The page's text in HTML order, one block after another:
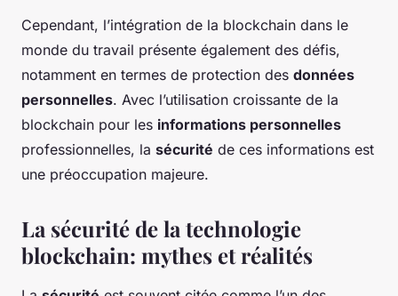
Cependant, l’intégration de la blockchain dans le
monde du travail présente également des défis,
notamment en termes de protection des données
personnelles. Avec l’utilisation croissante de la
blockchain pour les informations personnelles
professionnelles, la sécurité de ces informations est
une préoccupation majeure.
La sécurité de la technologie
blockchain: mythes et réalités